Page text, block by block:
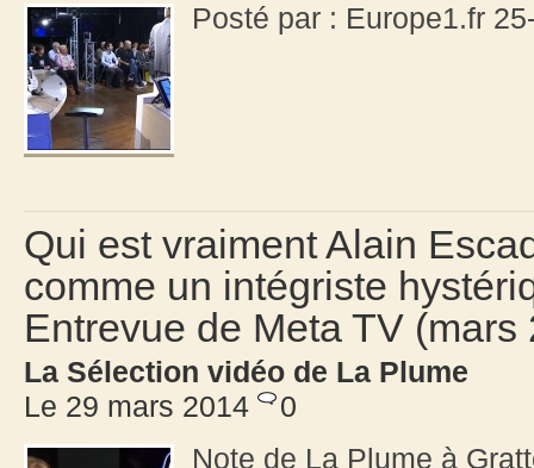
Posté par : Europe1.fr
Qui est vraiment Alain
comme un intégriste
Entrevue de Meta TV (mars
La Sélection vidéo de La Plume
Le 29 mars 2014
0
Note de La Plume à